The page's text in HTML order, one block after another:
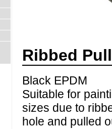
Ribbed
Black EPDM
Suitable for
sizes due to
hole and pulled